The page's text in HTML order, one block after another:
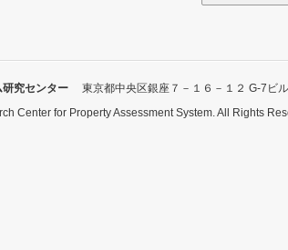
究センター
東京都中央区銀座７－１６－１２ G-7ビ
Center for Property Assessment System. All Rights